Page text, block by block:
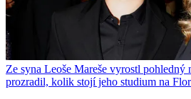
Ze syna Leoše Mareše vyrostl pohledný
prozradil, kolik stojí jeho studium na